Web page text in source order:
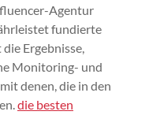
Agentur
fundierte
Ergebnisse,
Monitoring- und
denen, die in den
die besten